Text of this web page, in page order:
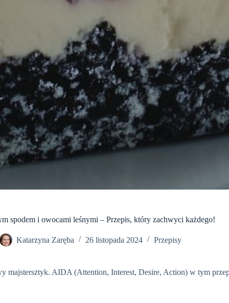
spodem i owocami leśnymi – Przepis, który zachwyci każdego!
Katarzyna Zaręba 26 listopada 2024 Przepisy
majstersztyk. AIDA (Attention, Interest, Desire, Action) w tym